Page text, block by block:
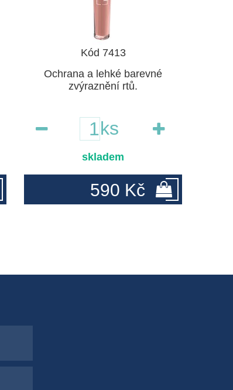
Kód 7413
Ochrana a lehké barevné
zvýraznění rtů.
ks
skladem
590 Kč